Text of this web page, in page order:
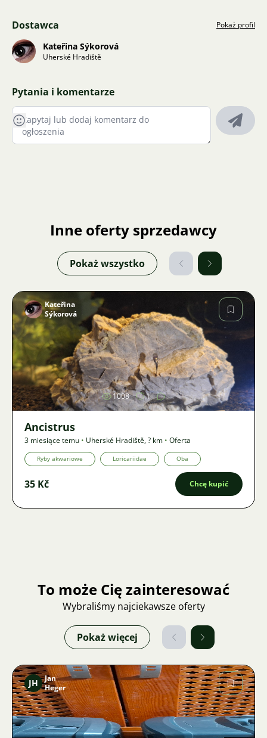
Dostawca Pokaż profil
Kateřina Sýkorová
Uherské Hradiště
Pytania i komentarze
Inne oferty sprzedawcy
Pokaż wszystko
Zdjęcie
Kateřina
Sýkorová
1008 1
Ancistrus
3 miesiące temu • Uherské Hradiště,? km • Oferta
Ryby akwariowe Loricariidae Oba
35 Kč Chcę kupić
To może Cię zainteresować
Wybraliśmy najciekawsze oferty
Pokaż więcej
Zdjęcie
JH
Jan
Heger